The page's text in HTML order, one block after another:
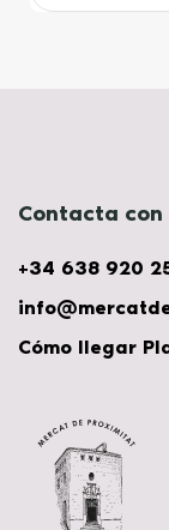
Contacta
+34 638 920
Cómo llegar